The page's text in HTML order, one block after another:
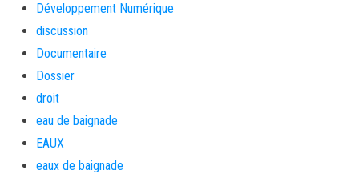
Développement Numérique
discussion
Documentaire
Dossier
droit
eau de baignade
EAUX
eaux de baignade